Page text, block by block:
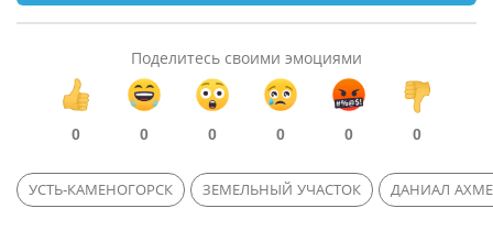
Поделитесь своими эмоциями
0 0 0 0 0 0
УСТЬ-КАМЕНОГОРСК ЗЕМЕЛЬНЫЙ УЧАСТОК ДАНИАЛ